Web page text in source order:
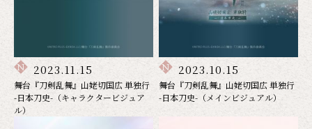
2023.11.15
舞台『刀剣乱舞』山姥切国広 単独行
-日本刀史-（キャラクタービジュア
ル）
2023.10.15
舞台『刀剣乱舞』山姥切国広 単独行
-日本刀史-（メインビジュアル）